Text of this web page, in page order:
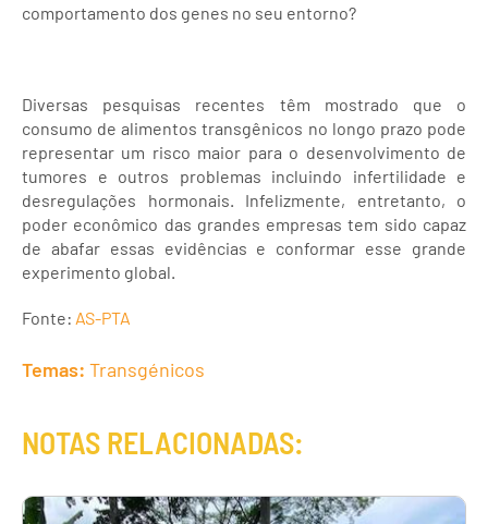
comportamento dos genes no seu entorno?
Diversas pesquisas recentes têm mostrado que o
consumo de alimentos transgênicos no longo prazo pode
representar um risco maior para o desenvolvimento de
tumores e outros problemas incluindo infertilidade e
desregulações hormonais. Infelizmente, entretanto, o
poder econômico das grandes empresas tem sido capaz
de abafar essas evidências e conformar esse grande
experimento global.
Fonte: AS-PTA
Temas: Transgénicos
NOTAS RELACIONADAS: